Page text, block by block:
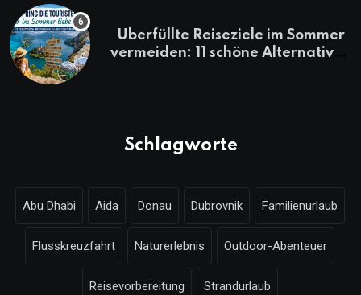
Überfüllte Reiseziele im Sommer
vermeiden: 11 schöne Alternativen
Schlagworte
Abu Dhabi Aida Donau Dubrovnik Familienurlaub
Flusskreuzfahrt Naturerlebnis Outdoor-Abenteuer
Reisevorbereitung Strandurlaub